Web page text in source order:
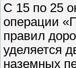
С 15 по 25
операции
правил
уделяется
наземных